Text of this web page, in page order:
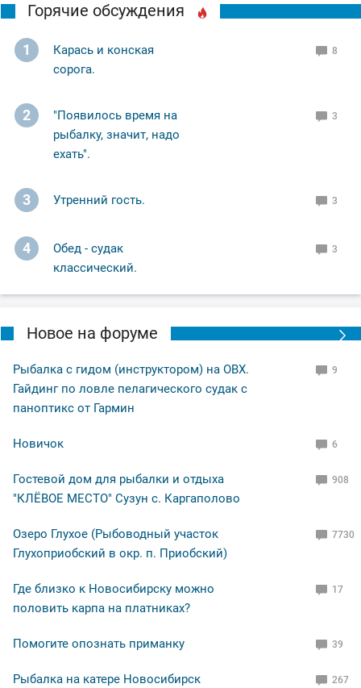
Горячие обсуждения
1
Карась и конская
сорога.
8
2
"Появилось время на
рыбалку, значит, надо
ехать".
3
3 Утренний гость. 3
4
Обед - судак
классический.
3
Новое на форуме
Рыбалка с гидом (инструктором) на ОВХ.
Гайдинг по ловле пелагического судак с
паноптикс от Гармин
9
Новичок 6
Гостевой дом для рыбалки и отдыха
"КЛЁВОЕ МЕСТО" Сузун с. Каргаполово
908
Озеро Глухое (Рыбоводный участок
Глухоприобский в окр. п. Приобский)
7730
Где близко к Новосибирску можно
половить карпа на платниках?
17
Помогите опознать приманку 39
Рыбалка на катере Новосибирск 267